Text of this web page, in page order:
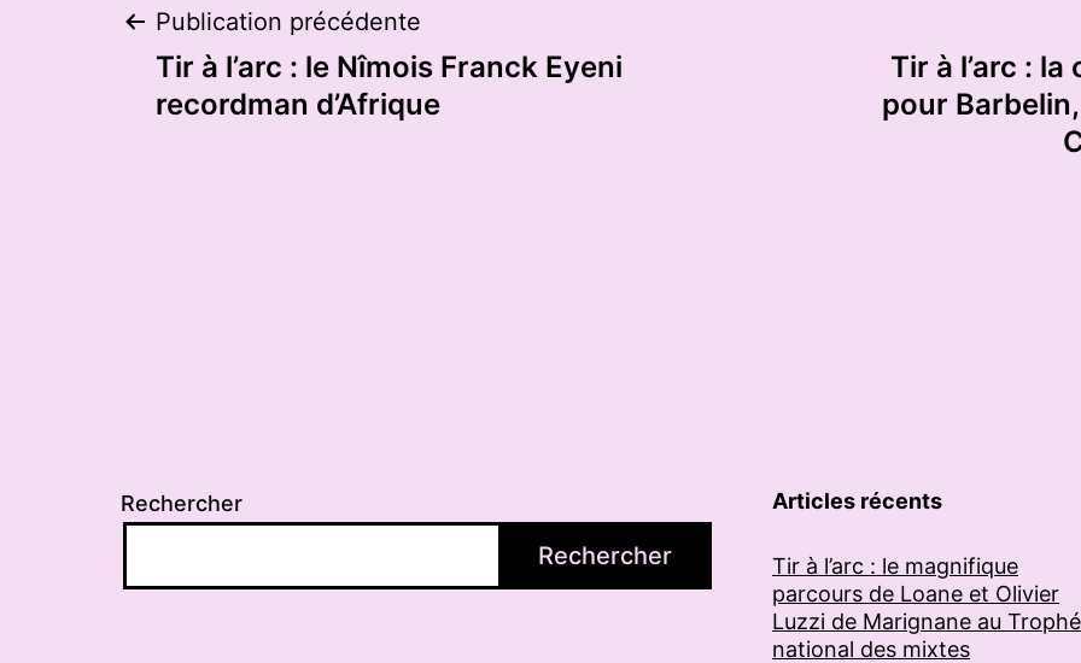
Navigation
de
Publication précédente
Tir à l’arc : le Nîmois Franck Eyeni
recordman d’Afrique
Tir à l’arc :
pour
Rechercher
Rechercher
Articles récents
Tir à l’arc : le magnifique
parcours de Loane et Olivier
Luzzi de Marignane au
national des mixtes